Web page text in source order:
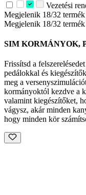
Vezetési
Megjelenik 18/32 termék
Megjelenik 18/32 termék
SIM KORMÁNYOK,
Frissítsd a
pedálokkal és
meg a
kormányoktól kezdve a
valamint kiegészítőket,
vágysz, akár minden
hogy minden kör